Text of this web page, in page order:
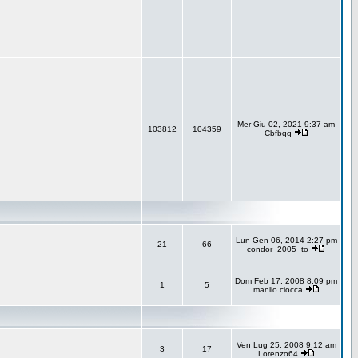
103812 104359
Mer Giu 02, 2021 9:37 am
Cbfbqq
21 66
Lun Gen 06, 2014 2:27 pm
condor_2005_to
1 5
Dom Feb 17, 2008 8:09 pm
manlio.ciocca
3 17
Ven Lug 25, 2008 9:12 am
Lorenzo64